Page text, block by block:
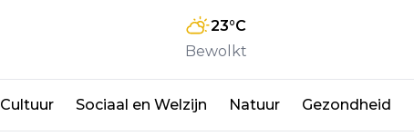
23°C
Bewolkt
Cultuur Sociaal en Welzijn Natuur Gezondheid